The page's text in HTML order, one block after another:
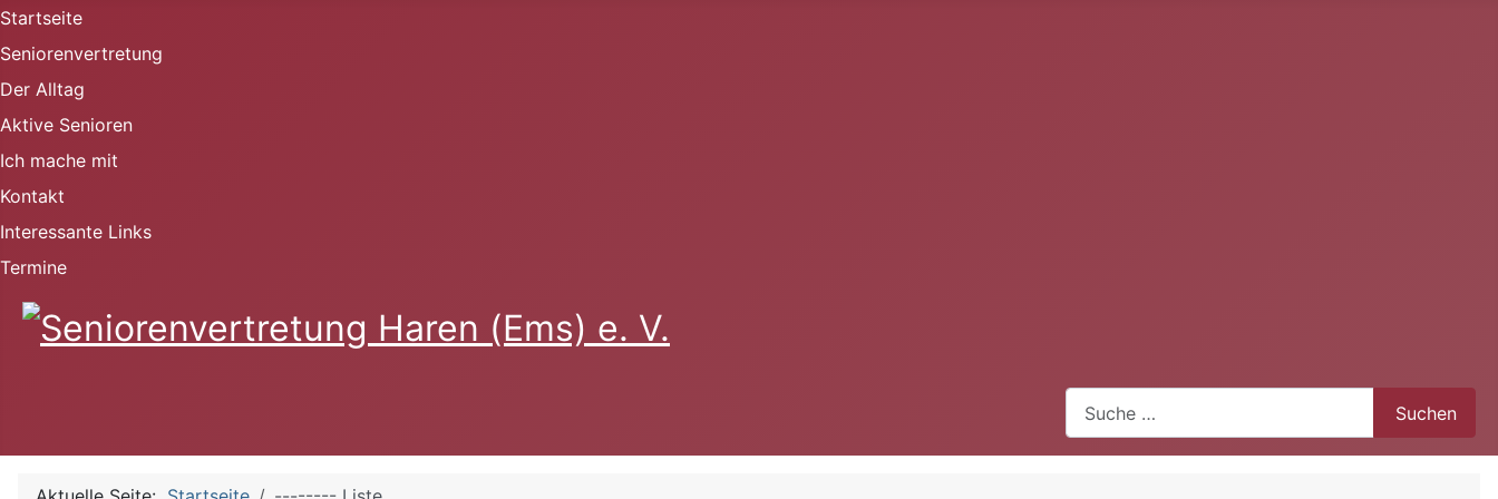
Startseite
Seniorenvertretung
Der Alltag
Aktive Senioren
Ich mache mit
Kontakt
Interessante Links
Termine
Suchen